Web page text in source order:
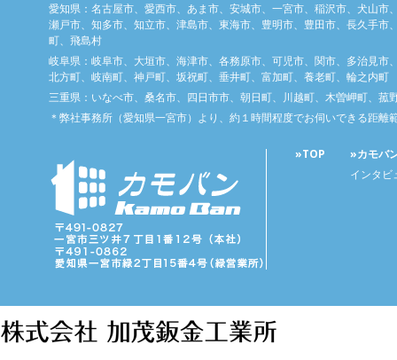
愛知県：名古屋市、愛西市、あま市、安城市、一宮市、稲沢市、犬山
瀬戸市、知多市、知立市、津島市、東海市、豊明市、豊田市、長久手
町、飛島村
岐阜県：岐阜市、大垣市、海津市、各務原市、可児市、関市、多治見
北方町、岐南町、神戸町、坂祝町、垂井町、富加町、養老町、輪之内町
三重県：いなべ市、桑名市、四日市市、朝日町、川越町、木曽岬町、菰
＊弊社事務所（愛知県一宮市）より、約１時間程度でお伺いできる距離
»TOP
»カモバ
インタビ